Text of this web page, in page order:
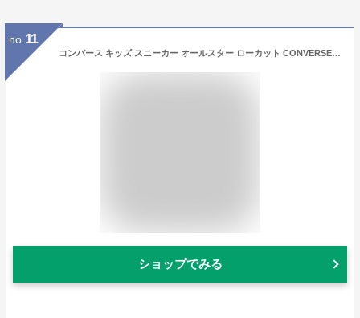
no. 11
コンバース キッズ スニーカー オールスター ローカット CONVERSE CHILD ALL STAR N Z OX チャイルド キッズシューズ 女の子 男の子 子供靴 ALLSTAR 定番 送料無料
ショップでみる